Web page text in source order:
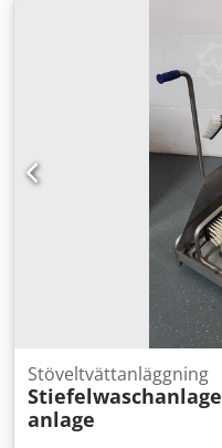
Stöveltvättanläggning
Stiefelwaschanlage
anlage